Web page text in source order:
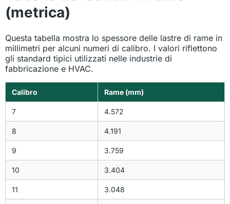
(metrica)
Questa tabella mostra lo spessore delle lastre di rame in
millimetri per alcuni numeri di calibro. I valori riflettono
gli standard tipici utilizzati nelle industrie di
fabbricazione e HVAC.
Calibro Rame (mm)
7 4.572
8 4.191
9 3.759
10 3.404
11 3.048